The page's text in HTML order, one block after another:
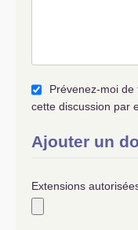
Prévenez-moi
cette discussion par
Ajouter un
Extensions